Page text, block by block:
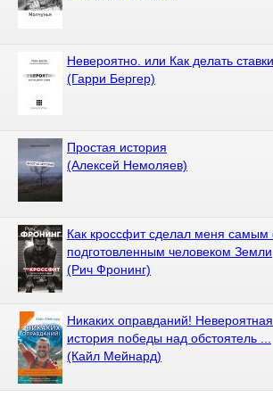
Невероятно. или Как делать ставки
(Гарри Бергер)
Простая история
(Алексей Немоляев)
Как кроссфит сделал меня самым
подготовленным человеком Земли
(Рич Фронинг)
Никаких оправданий!
история победы над обстоятель ...
(Кайл Мейнард)